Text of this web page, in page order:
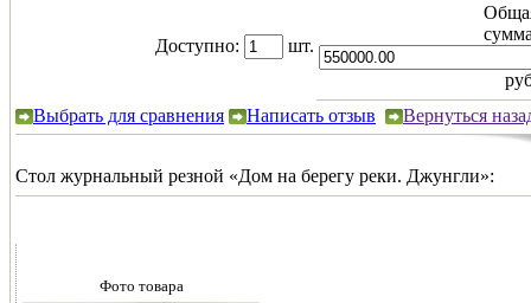
Доступно: шт.
Выбрать для сравнения
Написать отзыв Вернуться
Стол журнальный резной «Дом на берегу реки. Джунгли»:
Фото товара